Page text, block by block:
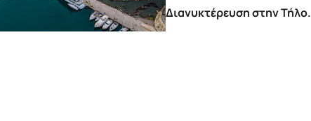
Διανυκτέρευση στην Τήλο.